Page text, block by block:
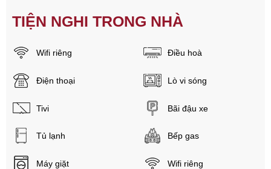
TIỆN NGHI TRONG NHÀ
Wifi riêng Điều hoà
Điện thoại Lò vi sóng
Tivi Bãi đậu xe
Tủ lạnh Bếp gas
Máy giặt Wifi riêng